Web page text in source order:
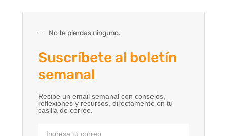
No te pierdas ninguno.
Suscríbete al boletín
semanal
Recibe un email semanal con consejos,
reflexiones y recursos, directamente en tu
casilla de correo.